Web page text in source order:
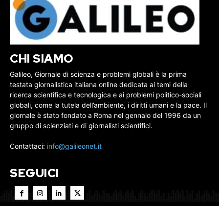
CHI SIAMO
Galileo, Giornale di scienza e problemi globali è la prima
testata giornalistica italiana online dedicata ai temi della
ricerca scientifica e tecnologica e ai problemi politico-sociali
globali, come la tutela dell’ambiente, i diritti umani e la pace. Il
giornale è stato fondato a Roma nel gennaio del 1996 da un
gruppo di scienziati e di giornalisti scientifici.
Contattaci: info@galileonet.it
SEGUICI